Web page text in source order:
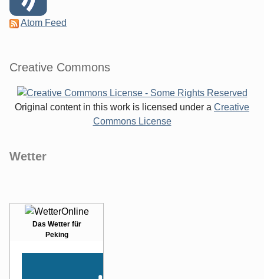
Atom Feed
Creative Commons
Original content in this work is licensed under a Creative
Commons License
Wetter
Das Wetter für
Peking